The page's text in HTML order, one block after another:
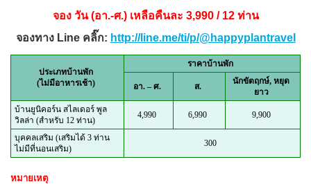
จอง วัน (อา.-ศ.) เหลือคืนละ 3,990 / 12 ท่าน
จองทาง Line คลิ๊ก: http://line.me/ti/p/@happyplantravel
ประเภทบ้านพัก
(ไม่มีอาหารเช้า)
ราคาบ้านพัก
อา. – ศ. ส.
นักขัตฤกษ์, หยุด
ยาว
บ้านยูนิคอร์น สไลเดอร์ พูล
วิลล่า (สำหรับ 12 ท่าน)
4,990 6,990 9,900
บุคคลเสริม (เสริมได้ 3 ท่าน
ไม่มีที่นอนเสริม)
300
หมายเหตุ